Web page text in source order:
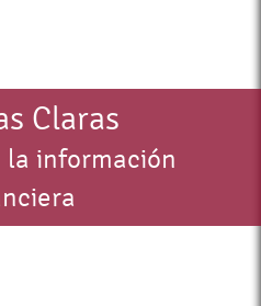
Claras
la información